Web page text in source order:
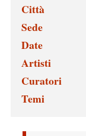
Città
Sede
Date
Artisti
Curatori
Temi